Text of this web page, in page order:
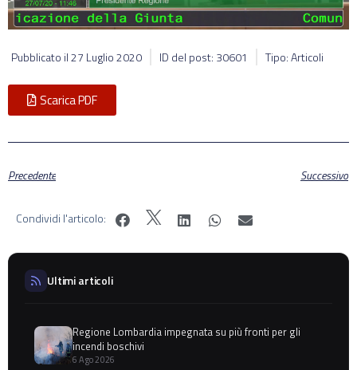
Pubblicato il27 Luglio 2020 ID del post: 30601 Tipo: Articoli
Scarica PDF
Precedente Successivo
Condividi l'articolo:
Ultimi articoli
Regione Lombardia impegnata su più fronti per gli
incendi boschivi
6 Ago 2026